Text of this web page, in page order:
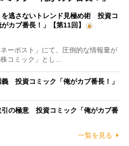
を逃さないトレンド見極め術 投資コ
カブ番長！」【第11回】
ーポスト」にて、圧倒的な情報量が
コミック」とし…
投資コミック「俺がカブ番長！」
引の極意 投資コミック「俺がカブ番
一覧を見る